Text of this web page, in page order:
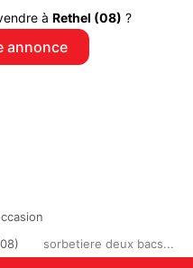
à Rethel (08) ?
annonce
sorbetiere deux bacs...